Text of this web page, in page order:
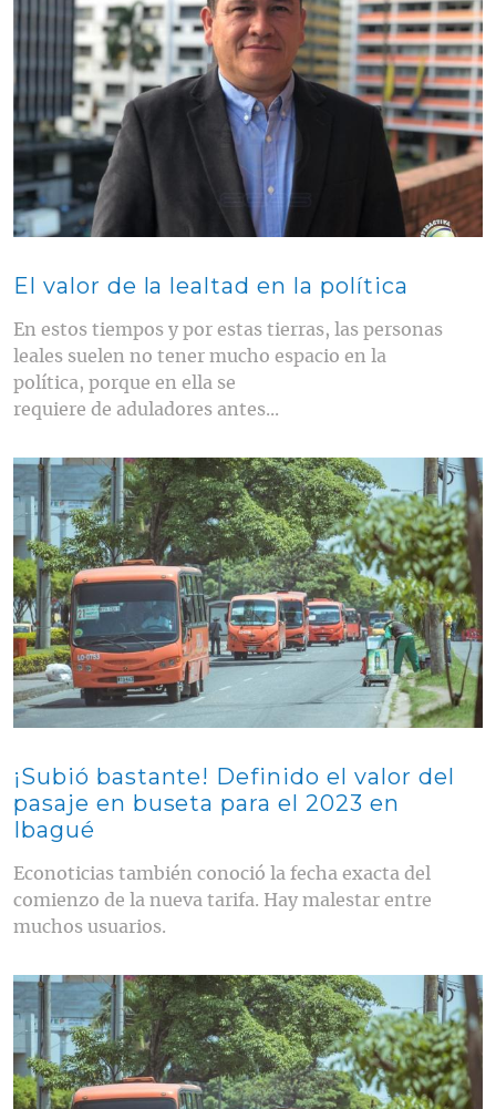
El valor de la lealtad en la política
En estos tiempos y por estas tierras, las personas
leales suelen no tener mucho espacio en la
política, porque en ella se
requiere de aduladores antes...
Contenido multimedia principal
¡Subió bastante! Definido el valor del
pasaje en buseta para el 2023 en
Ibagué
Econoticias también conoció la fecha exacta del
comienzo de la nueva tarifa. Hay malestar entre
muchos usuarios.
Contenido multimedia principal